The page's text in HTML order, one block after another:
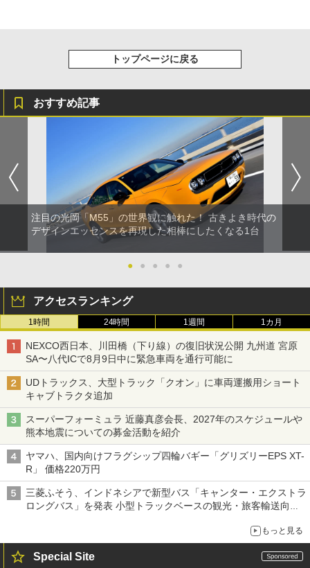
トップページに戻る
おすすめ記事
注目の光岡「M55」の世界観に触れた！ 古きよき時代の
デザインエッセンスを再現した相棒にしたくなる1台
● ● ● ● ●
アクセスランキング
1時間 24時間 1週間 1カ月
NEXCO西日本、川田橋（下り線）の復旧状況公開 九州道 宮原
SA〜八代ICで8月9日中に緊急車両を通行可能に
UDトラックス、大型トラック「クオン」に車両運搬用ショート
キャブトラクタ追加
スーパーフォーミュラ 近藤真彦会長、2027年のスケジュールや
熊本地震についての募金活動を紹介
ヤマハ、国内向けフラグシップ四輪バギー「グリズリーEPS XT-
R」 価格220万円
三菱ふそう、インドネシアで新型バス「キャンター・エクストラ
ロングバス」を発表 小型トラックベースの観光・旅客輸送向け
もっと見る
Special Site